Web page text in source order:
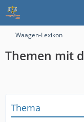
Waagen-Lexikon
Themen mit
Thema